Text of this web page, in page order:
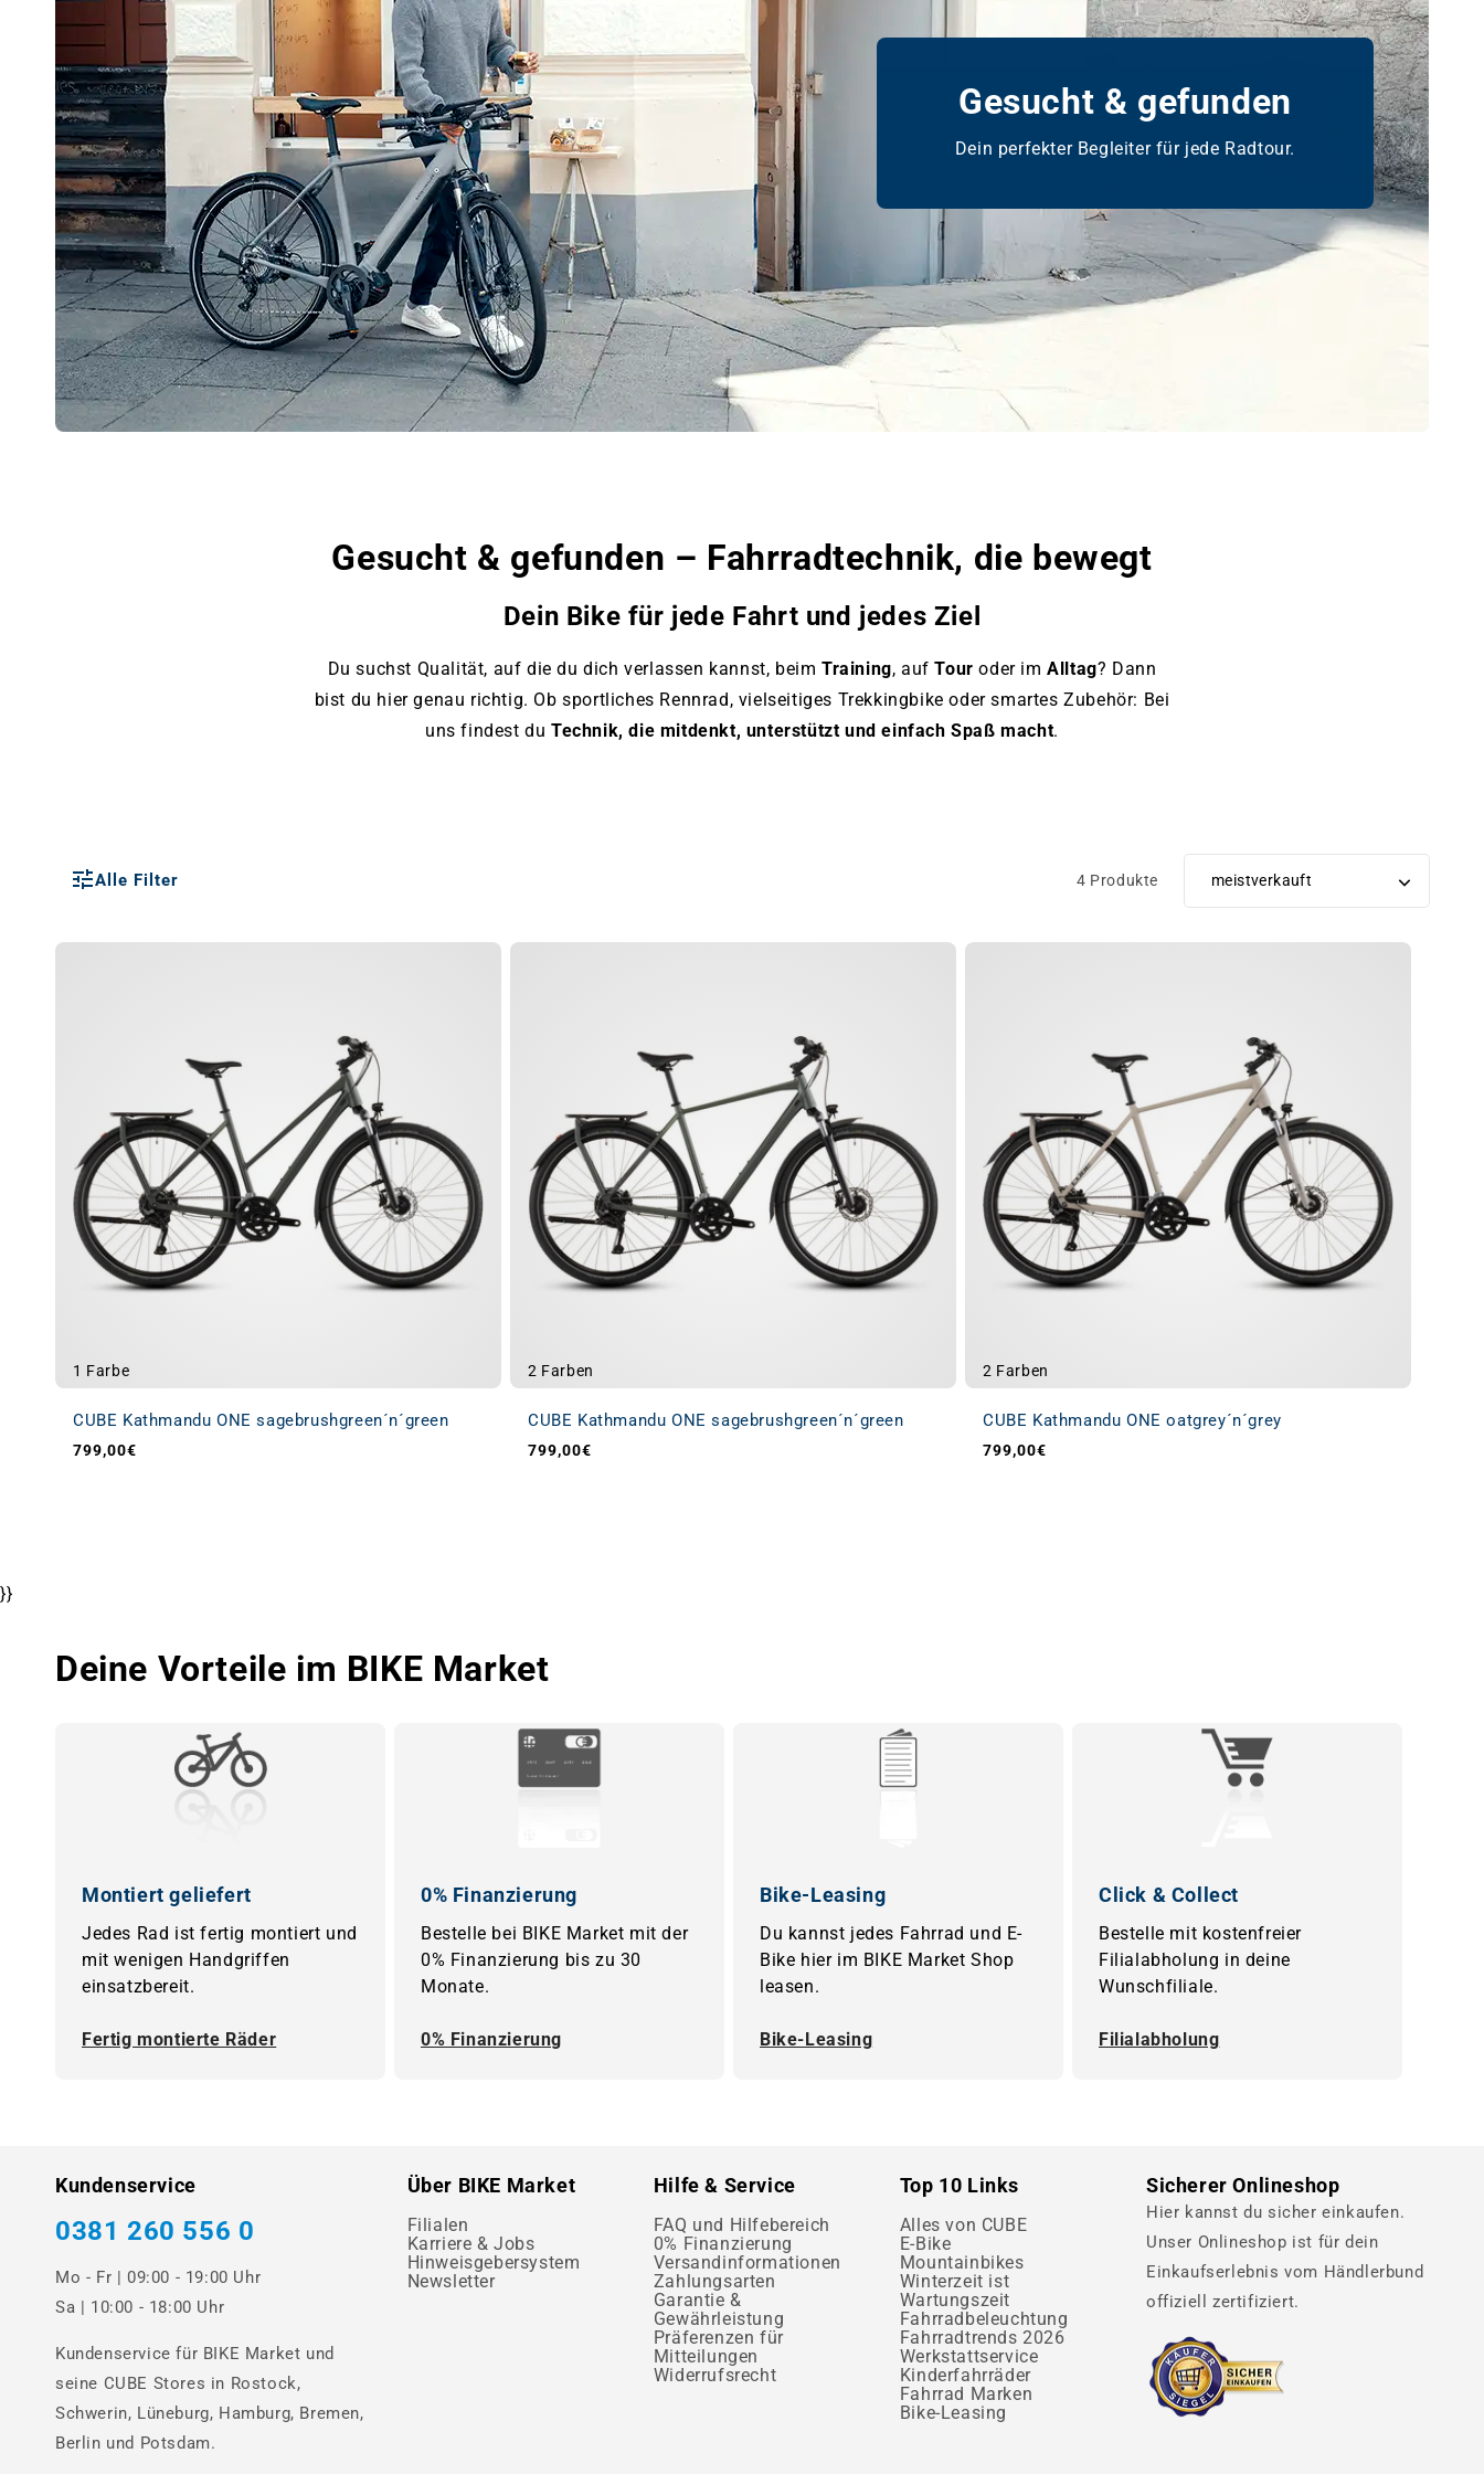
Gesucht & gefunden
Dein perfekter Begleiter für jede Radtour.
Gesucht & gefunden – Fahrradtechnik, die bewegt
Dein Bike für jede Fahrt und jedes Ziel
Du suchst Qualität, auf die du dich verlassen kannst, beim Training, aufTouroder imAlltag? Dann
bist du hier genau richtig. Ob sportliches Rennrad, vielseitiges Trekkingbike oder smartes Zubehör: Bei
uns findest duTechnik, die mitdenkt, unterstützt und einfach Spaß macht.
Alle Filter 4 Produkte
1 Farbe
CUBE Kathmandu ONE sagebrushgreen´n´green
Normaler Preis
799,00€
2 Farben
CUBE Kathmandu ONE sagebrushgreen´n´green
Normaler Preis
799,00€
2 Farben
CUBE Kathmandu ONE oatgrey´n´grey
Normaler Preis
799,00€
}}
Deine Vorteile im BIKE Market
Montiert geliefert
Jedes Rad ist fertig montiert und
mit wenigen Handgriffen
einsatzbereit.
Fertig montierte Räder
0% Finanzierung
Bestelle bei BIKE Market mit der
0% Finanzierung bis zu 30
Monate.
0% Finanzierung
Bike-Leasing
Du kannst jedes Fahrrad und E-
Bike hier im BIKE Market Shop
leasen.
Bike-Leasing
Click & Collect
Bestelle mit kostenfreier
Filialabholung in deine
Wunschfiliale.
Filialabholung
Kundenservice
0381 260 556 0
Mo - Fr | 09:00 - 19:00 Uhr
Sa | 10:00 - 18:00 Uhr
Kundenservice für BIKE Market und
seine CUBE Stores in Rostock,
Schwerin, Lüneburg, Hamburg, Bremen,
Berlin und Potsdam.
Über BIKE Market
Filialen
Karriere & Jobs
Hinweisgebersystem
Newsletter
Hilfe & Service
FAQ und Hilfebereich
0% Finanzierung
Versandinformationen
Zahlungsarten
Garantie &
Gewährleistung
Präferenzen für
Mitteilungen
Widerrufsrecht
Top 10 Links
Alles von CUBE
E-Bike
Mountainbikes
Winterzeit ist
Wartungszeit
Fahrradbeleuchtung
Fahrradtrends 2026
Werkstattservice
Kinderfahrräder
Fahrrad Marken
Bike-Leasing
Sicherer Onlineshop
Hier kannst du sicher einkaufen.
Unser Onlineshop ist für dein
Einkaufserlebnis vom Händlerbund
offiziell zertifiziert.